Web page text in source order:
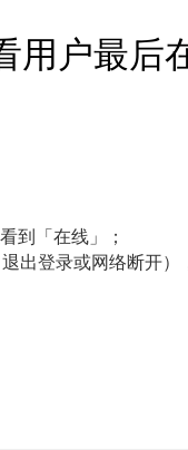
用户最后
到「在线」；
出登录或网络断开）